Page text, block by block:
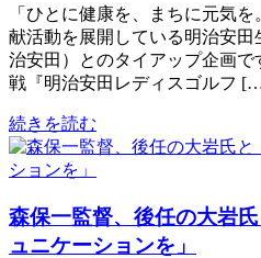
「ひとに健康を、まちに元気
献活動を展開している明治安
治安田）とのタイアップ企
戦『明治安田レディスゴルフ
続きを読む
森保一監督、後任の大岩
ュニケーションを」